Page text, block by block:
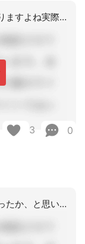
半年目だと、まだまだ分からない事もありますよね実際、ケアマネ歴が長い方でも人間的
3 0
自分がケアマネ経験半年の時に１人前だったか、と思い出すと、・・・１人前どころか、